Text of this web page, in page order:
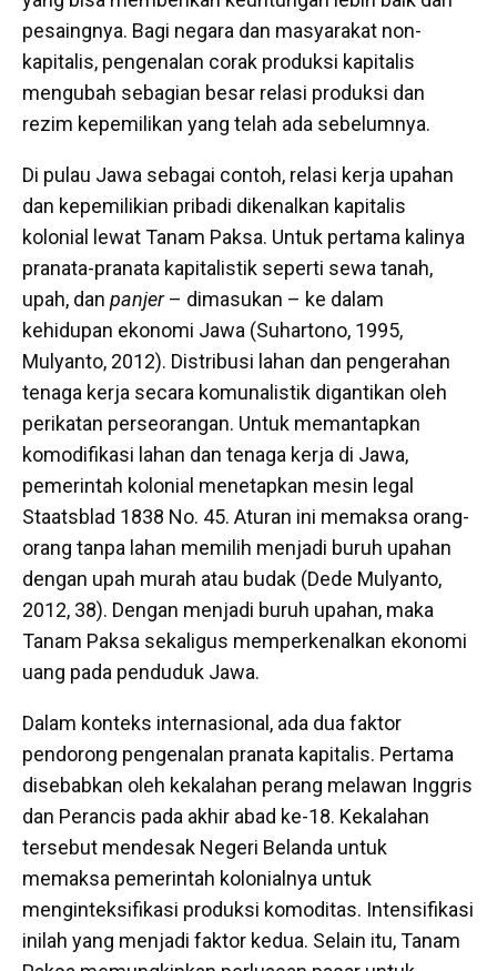
pesaingnya. Bagi negara dan masyarakat non-
kapitalis, pengenalan corak produksi kapitalis
mengubah sebagian besar relasi produksi dan
rezim kepemilikan yang telah ada sebelumnya.
Di pulau Jawa sebagai contoh, relasi kerja upahan
dan kepemilikian pribadi dikenalkan kapitalis
kolonial lewat Tanam Paksa. Untuk pertama kalinya
pranata-pranata kapitalistik seperti sewa tanah,
upah, dan panjer– dimasukan – ke dalam
kehidupan ekonomi Jawa (Suhartono, 1995,
Mulyanto, 2012). Distribusi lahan dan pengerahan
tenaga kerja secara komunalistik digantikan oleh
perikatan perseorangan. Untuk memantapkan
komodifikasi lahan dan tenaga kerja di Jawa,
pemerintah kolonial menetapkan mesin legal
Staatsblad 1838 No. 45. Aturan ini memaksa orang-
orang tanpa lahan memilih menjadi buruh upahan
dengan upah murah atau budak (Dede Mulyanto,
2012, 38). Dengan menjadi buruh upahan, maka
Tanam Paksa sekaligus memperkenalkan ekonomi
uang pada penduduk Jawa.
Dalam konteks internasional, ada dua faktor
pendorong pengenalan pranata kapitalis. Pertama
disebabkan oleh kekalahan perang melawan Inggris
dan Perancis pada akhir abad ke-18. Kekalahan
tersebut mendesak Negeri Belanda untuk
memaksa pemerintah kolonialnya untuk
menginteksifikasi produksi komoditas. Intensifikasi
inilah yang menjadi faktor kedua. Selain itu, Tanam